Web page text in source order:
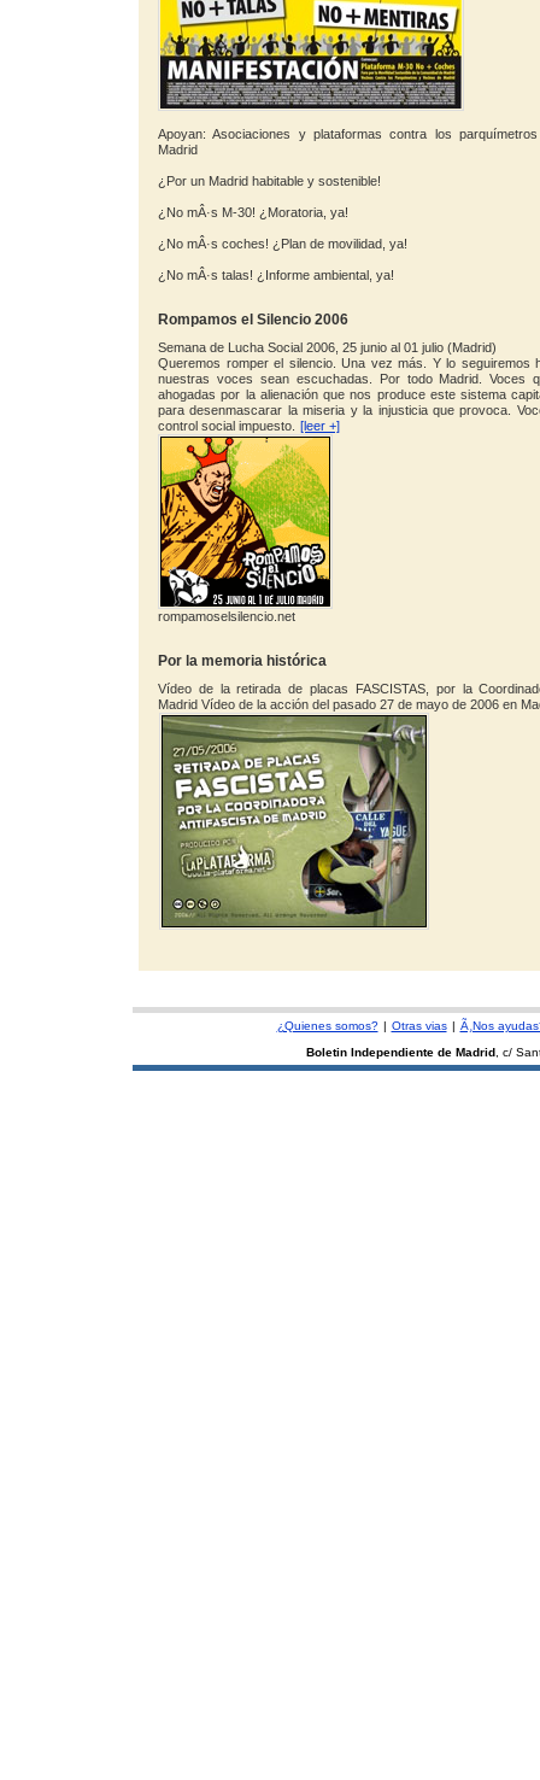
Apoyan: Asociaciones y plataformas contra los
Madrid
¿Por un Madrid habitable y sostenible!
¿No mÂ·s M-30! ¿Moratoria, ya!
¿No mÂ·s coches! ¿Plan de movilidad, ya!
¿No mÂ·s talas! ¿Informe ambiental, ya!
Rompamos el Silencio 2006
Semana de Lucha Social 2006, 25 junio al 01 julio (Madrid)
Queremos romper el silencio. Una vez más. Y lo seguiremos
nuestras voces sean escuchadas. Por todo Madrid. Voces
ahogadas por la alienación que nos produce este sistema
para desenmascarar la miseria y la injusticia que provoca.
control social impuesto. [leer +]
rompamoselsilencio.net
Por la memoria histórica
Vídeo de la retirada de placas FASCISTAS, por la
Madrid Vídeo de la acción del pasado 27 de mayo de 2006 en
¿Quienes somos? | Otras vias | Ã¸Nos
Boletin Independiente de Madrid, c/